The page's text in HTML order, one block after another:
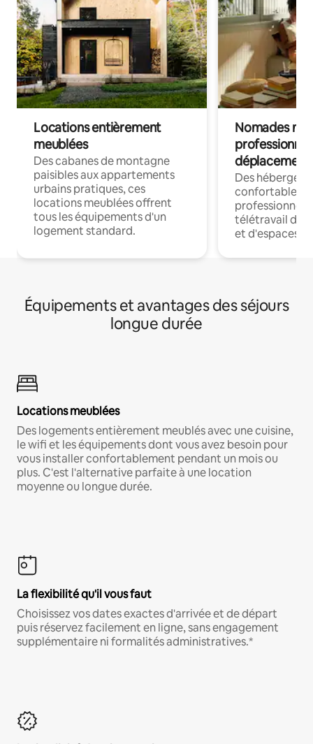
Locations entièrement
meublées
Des cabanes de montagne
paisibles aux appartements
urbains pratiques, ces
locations meublées offrent
tous les équipements d'un
logement standard.
Nomades
déplacement
Des
confortables
professionnels
télétravail
et d'espaces
Équipements et avantages des séjours
longue durée
Locations meublées
Des logements entièrement meublés avec une cuisine,
le wifi et les équipements dont vous avez besoin pour
vous installer confortablement pendant un mois ou
plus. C'est l'alternative parfaite à une location
moyenne ou longue durée.
La flexibilité qu'il vous faut
Choisissez vos dates exactes d'arrivée et de départ
puis réservez facilement en ligne, sans engagement
supplémentaire ni formalités administratives.*